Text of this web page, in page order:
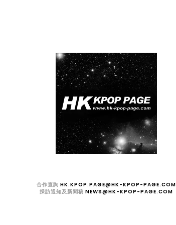
合作查詢 HK.KPOP.PAGE@HK-KPOP-PAGE.COM
採訪通知及新聞稿 NEWS@HK-KPOP-PAGE.COM